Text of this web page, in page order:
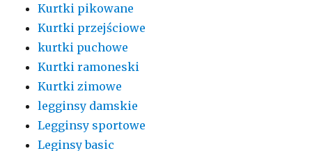
Kurtki pikowane
Kurtki przejściowe
kurtki puchowe
Kurtki ramoneski
Kurtki zimowe
legginsy damskie
Legginsy sportowe
Leginsy basic